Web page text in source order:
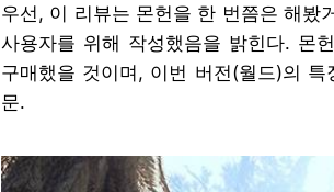
우선, 이 리뷰는 몬헌을 한 번쯤은 해봤
사용자를 위해 작성했음을 밝힌다. 몬
구매했을 것이며, 이번 버전(월드)의
문.